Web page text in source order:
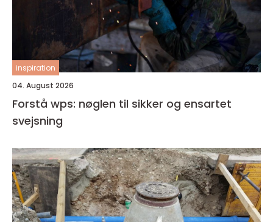
inspiration
04. August 2026
Forstå wps: nøglen til sikker og ensartet
svejsning